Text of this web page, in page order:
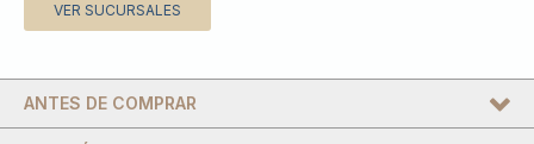
VER SUCURSALES
ANTES DE COMPRAR